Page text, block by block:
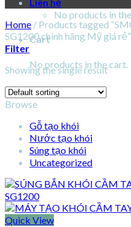
No products in
Cart
No products in the cart.
Home / Products tagged
SG1200 chính hãng Mỹ giá rẻ”
Filter
Showing the single result
Browse
Gỗ tạo khói
Nước tạo khói
Súng tạo khói
Uncategorized
Quick View